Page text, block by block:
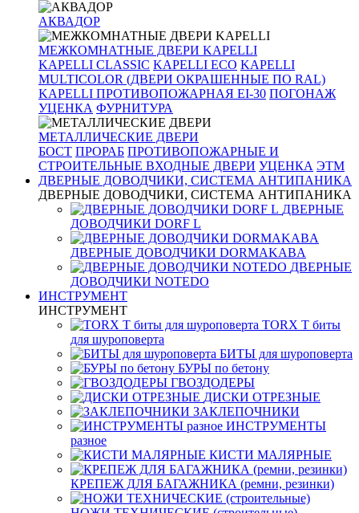
АКВАДОР
МЕЖКОМНАТНЫЕ ДВЕРИ KAPELLI
KAPELLI CLASSIC KAPELLI ECO KAPELLI
MULTICOLOR (ДВЕРИ ОКРАШЕННЫЕ ПО RAL)
KAPELLI ПРОТИВОПОЖАРНАЯ EI-30 ПОГОНАЖ
УЦЕНКА ФУРНИТУРА
МЕТАЛЛИЧЕСКИЕ ДВЕРИ
БОСТ ПРОРАБ ПРОТИВОПОЖАРНЫЕ И
СТРОИТЕЛЬНЫЕ ВХОДНЫЕ ДВЕРИ УЦЕНКА ЭТМ
ДВЕРНЫЕ ДОВОДЧИКИ, СИСТЕМА АНТИПАНИКА
ДВЕРНЫЕ ДОВОДЧИКИ, СИСТЕМА АНТИПАНИКА
ДВЕРНЫЕ
ДОВОДЧИКИ DORF L
ДВЕРНЫЕ ДОВОДЧИКИ DORMAKABA
ДВЕРНЫЕ
ДОВОДЧИКИ NOTEDO
ИНСТРУМЕНТ
ИНСТРУМЕНТ
TORX T биты
для шуроповерта
БИТЫ для шуроповерта
БУРЫ по бетону
ГВОЗДОДЕРЫ
ДИСКИ ОТРЕЗНЫЕ
ЗАКЛЕПОЧНИКИ
ИНСТРУМЕНТЫ
разное
КИСТИ МАЛЯРНЫЕ
КРЕПЕЖ ДЛЯ БАГАЖНИКА (ремни, резинки)